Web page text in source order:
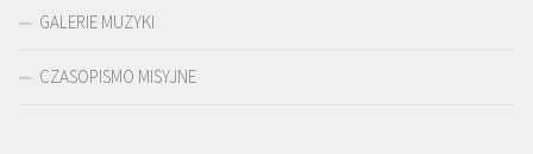
GALERIE MUZYKI
CZASOPISMO MISYJNE